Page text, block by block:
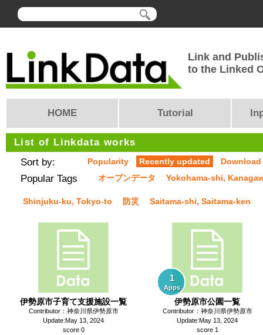
Link and
to the Linked
HOME Tutorial
List of Linkdata works
Sort by:
Popularity Recently updated
Popular Tags オープンデータ Yokohama-shi,
Shinjuku-ku, Tokyo-to 防災 Saitama-shi, Saitama-ken
伊勢原市子育て支援施設一覧
Contributor：神奈川県伊勢原市
Update:May 13, 2024
score 0
1
Apps
伊勢原市公園一覧
Contributor：神奈川県伊勢原市
Update:May 13, 2024
score 1